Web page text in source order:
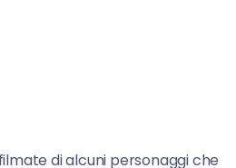
di alcuni personaggi che